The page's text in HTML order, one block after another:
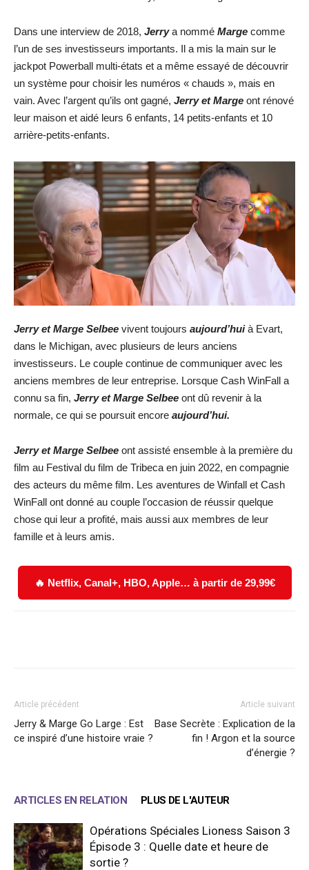
Dans une interview de 2018, Jerrya nommé Marge comme
l’un de ses investisseurs importants. Il a mis la main sur le
jackpot Powerball multi-états et a même essayé de découvrir
un système pour choisir les numéros « chauds », mais en
vain. Avec l’argent qu’ils ont gagné, Jerry et Marge ont rénové
leur maison et aidé leurs 6 enfants, 14 petits-enfants et 10
arrière-petits-enfants.
Jerry et Marge Selbee vivent toujours aujourd’huià Evart,
dans le Michigan, avec plusieurs de leurs anciens
investisseurs. Le couple continue de communiquer avec les
anciens membres de leur entreprise. Lorsque Cash WinFall a
connu sa fin, Jerry et Marge Selbee ont dû revenir à la
normale, ce qui se poursuit encore aujourd’hui.
Jerry et Marge Selbee ont assisté ensemble à la première du
film au Festival du film de Tribeca en juin 2022, en compagnie
des acteurs du même film. Les aventures de Winfall et Cash
WinFall ont donné au couple l’occasion de réussir quelque
chose qui leur a profité, mais aussi aux membres de leur
famille et à leurs amis.
🔥 Netflix, Canal+, HBO, Apple… à partir de 29,99€
Article précédent
Jerry & Marge Go Large : Est
ce inspiré d’une histoire vraie ?
Article suivant
Base Secrète : Explication de la
fin ! Argon et la source
d’énergie ?
ARTICLES EN RELATION PLUS DE L'AUTEUR
Opérations Spéciales Lioness Saison 3
Épisode 3 : Quelle date et heure de
sortie ?